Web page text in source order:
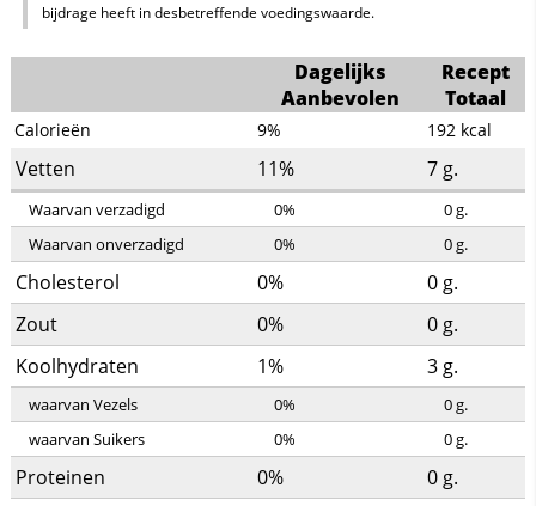
bijdrage heeft in desbetreffende voedingswaarde.
Dagelijks
Aanbevolen
Recept
Totaal
Calorieën 9% 192 kcal
Vetten 11% 7 g.
Waarvan verzadigd 0% 0g.
Waarvan onverzadigd
0% 0g.
Cholesterol 0% 0 g.
Zout
0% 0 g.
Koolhydraten
1% 3 g.
waarvan Vezels 0% 0g.
waarvan Suikers
0% 0g.
Proteinen 0% 0 g.